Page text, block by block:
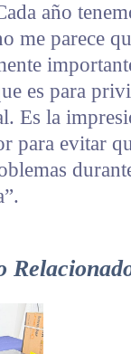
año
me parece
es para
Es la
para evitar